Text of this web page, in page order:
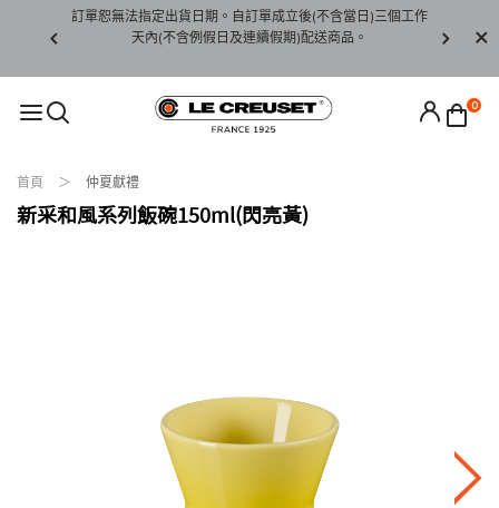
下水)，若
訂單恕無法指定出貨日期。自訂單成立後(不含當日)三個工作
天內(不含例假日及連續假期)配送商品。
請至
0
首頁 仲夏獻禮
新采和風系列飯碗150ml(閃亮黃)